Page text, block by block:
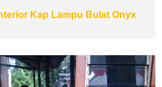
Kap Lampu Bulat Onyx